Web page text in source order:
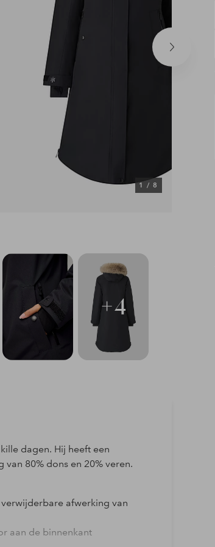
Volgend
product
1/ 8
+4
dagen. Hij heeft een
80% dons en 20% veren.
afwerking van
aan de binnenkant